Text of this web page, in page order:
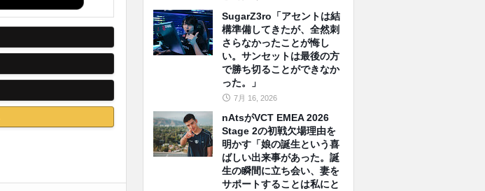
SugarZ3ro「アセントは結
構準備してきたが、全然刺
さらなかったことが悔し
い。サンセットは最後の方
で勝ち切ることができなか
った。」
7月 16, 2026
nAtsがVCT EMEA 2026
Stage 2の初戦欠場理由を
明かす「娘の誕生という喜
ばしい出来事があった。誕
生の瞬間に立ち会い、妻を
サポートすることは私にと